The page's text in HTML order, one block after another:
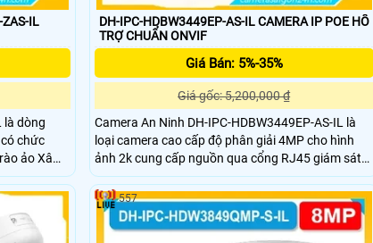
ZAS-IL
là dòng
chức
ảo Xâm
và
với ánh
DH-IPC-HDBW3449EP-AS-IL CAMERA IP POE HỖ
TRỢ CHUẨN ONVIF
Giá Bán: 5%-35%
Giá gốc: 5,200,000 ₫
Camera An Ninh DH-IPC-HDBW3449EP-AS-IL là
loại camera cao cấp độ phân giải 4MP cho hình
ảnh 2k cung cấp nguồn qua cổng RJ45 giám sát
ban đêm 4 chế độ thông minh giúp dễ dàng lắp đặt
và sử dụng lắp đặt trong nhà cửa hàng văn phòng
chuyên nghiệp Camera mang đến sự an ninh và
tiện lợi cho hệ thống giám sát của bạn.
557